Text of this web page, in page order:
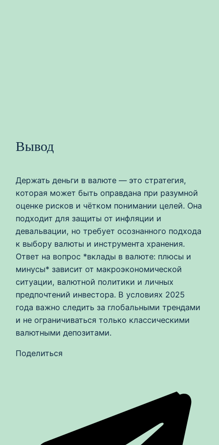
Вывод
Держать деньги в валюте — это стратегия,
которая может быть оправдана при разумной
оценке рисков и чётком понимании целей. Она
подходит для защиты от инфляции и
девальвации, но требует осознанного подхода
к выбору валюты и инструмента хранения.
Ответ на вопрос *вклады в валюте: плюсы и
минусы* зависит от макроэкономической
ситуации, валютной политики и личных
предпочтений инвестора. В условиях 2025
года важно следить за глобальными трендами
и не ограничиваться только классическими
валютными депозитами.
Поделиться